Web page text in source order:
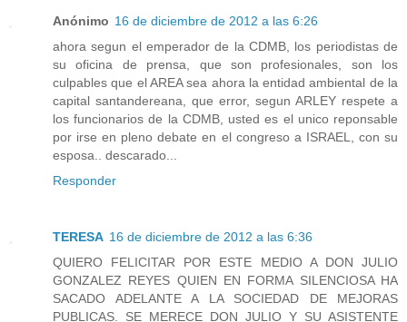
Anónimo 16 de diciembre de 2012 a las 6:26
ahora segun el emperador de la CDMB, los periodistas de
su oficina de prensa, que son profesionales, son los
culpables que el AREA sea ahora la entidad ambiental de la
capital santandereana, que error, segun ARLEY respete a
los funcionarios de la CDMB, usted es el unico reponsable
por irse en pleno debate en el congreso a ISRAEL, con su
esposa.. descarado...
Responder
TERESA 16 de diciembre de 2012 a las 6:36
QUIERO FELICITAR POR ESTE MEDIO A DON JULIO
GONZALEZ REYES QUIEN EN FORMA SILENCIOSA HA
SACADO ADELANTE A LA SOCIEDAD DE MEJORAS
PUBLICAS. SE MERECE DON JULIO Y SU ASISTENTE